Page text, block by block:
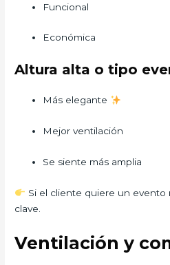
Funcional
Económica
Altura alta o tipo
Más elegante
Mejor ventilación
Se siente más amplia
Si el cliente quiere un evento
clave.
Ventilación y